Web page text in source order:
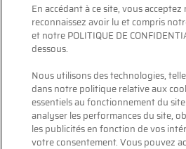
En accédant à ce site, vous acceptez
reconnaissez avoir lu et compris
et notre POLITIQUE DE
dessous.
Nous utilisons des technologies,
dans notre politique relative aux
essentiels au fonctionnement du
analyser les performances du site,
les publicités en fonction de vos
votre consentement. Vous pouvez